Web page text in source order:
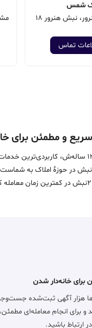
شمس
نبش هنرور 18
تماس
«2نبش» با تجربۀ 12 ساله‌ش،
بخشی از خدمات 2نبش در حوزۀ
برای خانه‌دار شدن
هزار آگهی ثبت‌شده
و برای انجام معامله‌ای
باشید.